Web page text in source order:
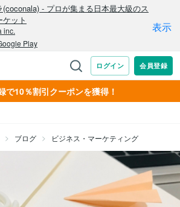
で10％割引クーポンを獲得！
ブログ ビジネス・マーケティング